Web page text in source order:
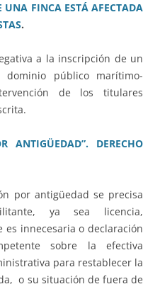
FINCA ESTÁ AFECTADA
.
a la inscripción de un
público marítimo-
de los titulares
ANTIGÜEDAD”. DERECHO
por antigüedad se precisa
ya sea licencia,
innecesaria o declaración
sobre la efectiva
para restablecer la
o su situación de fuera de